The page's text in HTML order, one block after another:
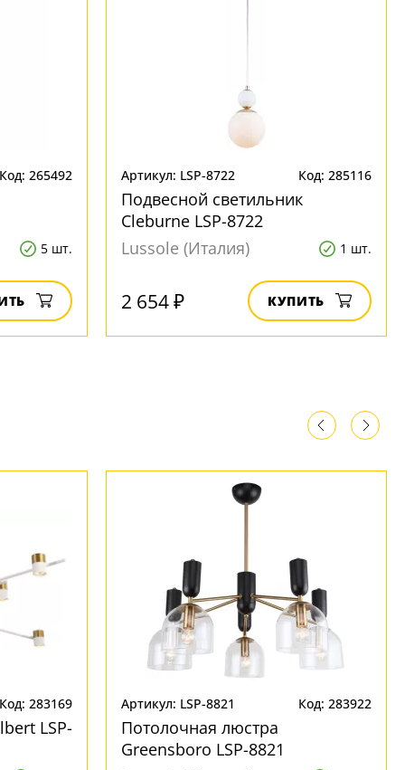
Код: 265492
5 шт.
Артикул: LSP-8722 Код: 285116
Подвесной светильник
Cleburne LSP-8722
Lussole (Италия)
1 шт.
2 654 ₽ КУПИТЬ
Код: 283169
LSP-
Артикул: LSP-8821 Код: 283922
Потолочная люстра
Greensboro LSP-8821